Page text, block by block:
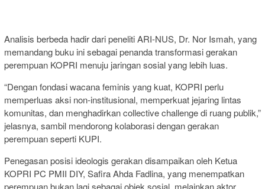
Analisis berbeda hadir dari peneliti ARI-NUS, Dr. Nor Ismah, yang
memandang buku ini sebagai penanda transformasi gerakan
perempuan KOPRI menuju jaringan sosial yang lebih luas.
“Dengan fondasi wacana feminis yang kuat, KOPRI perlu
memperluas aksi non-institusional, memperkuat jejaring lintas
komunitas, dan menghadirkan collective challenge di ruang publik,”
jelasnya, sambil mendorong kolaborasi dengan gerakan
perempuan seperti KUPI.
Penegasan posisi ideologis gerakan disampaikan oleh Ketua
KOPRI PC PMII DIY, Safira Ahda Fadlina, yang menempatkan